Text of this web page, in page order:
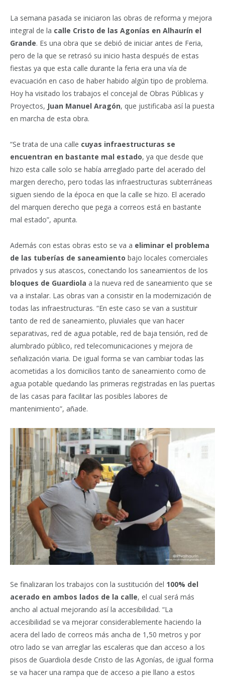
La semana pasada se iniciaron las obras de reforma y mejora
integral de la calle Cristo de las Agonías en Alhaurín el
Grande. Es una obra que se debió de iniciar antes de Feria,
pero de la que se retrasó su inicio hasta después de estas
fiestas ya que esta calle durante la feria era una vía de
evacuación en caso de haber habido algún tipo de problema.
Hoy ha visitado los trabajos el concejal de Obras Públicas y
Proyectos, Juan Manuel Aragón, que justificaba así la puesta
en marcha de esta obra.
“Se trata de una calle cuyas infraestructuras se
encuentran en bastante mal estado, ya que desde que
hizo esta calle solo se había arreglado parte del acerado del
margen derecho, pero todas las infraestructuras subterráneas
siguen siendo de la época en que la calle se hizo. El acerado
del marquen derecho que pega a correos está en bastante
mal estado”, apunta.
Además con estas obras esto se va a eliminar el problema
de las tuberías de saneamiento bajo locales comerciales
privados y sus atascos, conectando los saneamientos de los
bloques de Guardiola a la nueva red de saneamiento que se
va a instalar. Las obras van a consistir en la modernización de
todas las infraestructuras. “En este caso se van a sustituir
tanto de red de saneamiento, pluviales que van hacer
separativas, red de agua potable, red de baja tensión, red de
alumbrado público, red telecomunicaciones y mejora de
señalización viaria. De igual forma se van cambiar todas las
acometidas a los domicilios tanto de saneamiento como de
agua potable quedando las primeras registradas en las puertas
de las casas para facilitar las posibles labores de
mantenimiento”, añade.
Se finalizaran los trabajos con la sustitución del 100% del
acerado en ambos lados de la calle, el cual será más
ancho al actual mejorando así la accesibilidad. “La
accesibilidad se va mejorar considerablemente haciendo la
acera del lado de correos más ancha de 1,50 metros y por
otro lado se van arreglar las escaleras que dan acceso a los
pisos de Guardiola desde Cristo de las Agonías, de igual forma
se va hacer una rampa que de acceso a pie llano a estos